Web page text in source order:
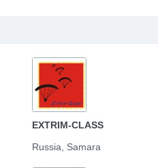
EXTRIM-CLASS
Russia, Samara